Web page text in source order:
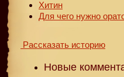
Хитин
Для чего нужно
Рассказать историю
Новые